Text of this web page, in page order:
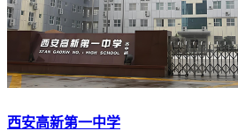
西安高新第一中学